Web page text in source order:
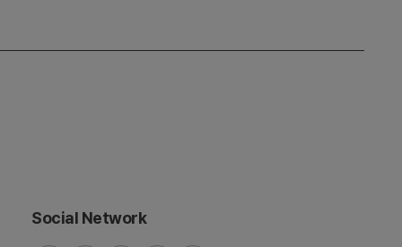
Social Network